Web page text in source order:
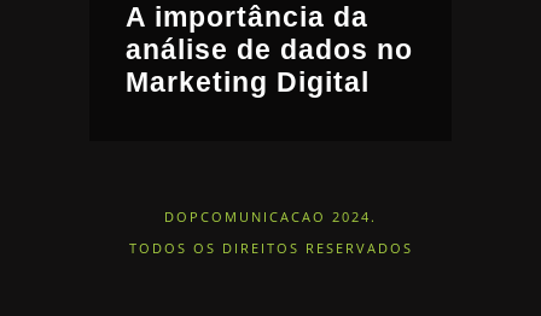
A importância da
análise de dados no
Marketing Digital
DOPCOMUNICACAO 2024.
TODOS OS DIREITOS RESERVADOS